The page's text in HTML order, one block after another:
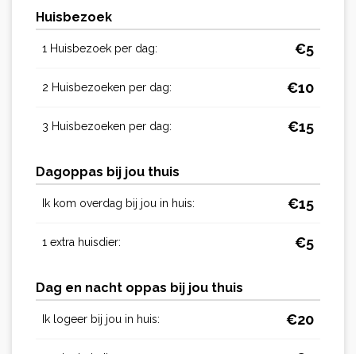
Huisbezoek
1 Huisbezoek per dag: €5
2 Huisbezoeken per dag: €10
3 Huisbezoeken per dag: €15
Dagoppas bij jou thuis
Ik kom overdag bij jou in huis: €15
1 extra huisdier: €5
Dag en nacht oppas bij jou thuis
Ik logeer bij jou in huis: €20